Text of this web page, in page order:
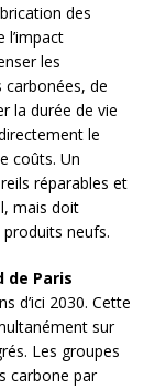
des
l’impact
les
de
la durée de vie
le
coûts. Un
réparables et
mais doit
neufs.
de Paris
d’ici 2030. Cette
sur
Les groupes
carbone par